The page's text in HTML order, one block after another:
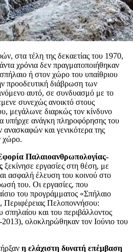
στα τέλη της δεκαετίας του 1970,
χρόνια δεν πραγματοποιήθηκαν
ή στον χώρο του υπαίθριου
προοδευτική διάβρωση των
αυτό, σε συνδυασμό με το
συνεχώς ανοικτό στους
μεγάλωνε διαρκώς τον κίνδυνο
υπήρχε ανάγκη πληροφόρησης του
ανασκαφών και γενικότερα της
χώρο.
Παλαιοανθρωπολογίας-
ξεκίνησε εργασίες στη θέση, με
ασφαλή έλευση του κοινού στο
του. Οι εργασίες, που
του προγράμματος «Σπήλαιο
Περιφέρειας Πελοποννήσου:
σπηλαίου και του περιβάλλοντος
ολοκληρώθηκαν τον Ιούνιο του
η ελάχιστη δυνατή επέμβαση